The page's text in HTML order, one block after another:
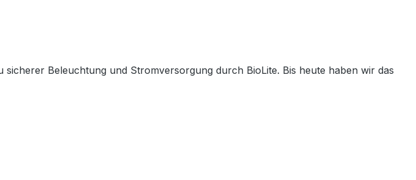
Beleuchtung und Stromversorgung durch BioLite. Bis heute haben wir das